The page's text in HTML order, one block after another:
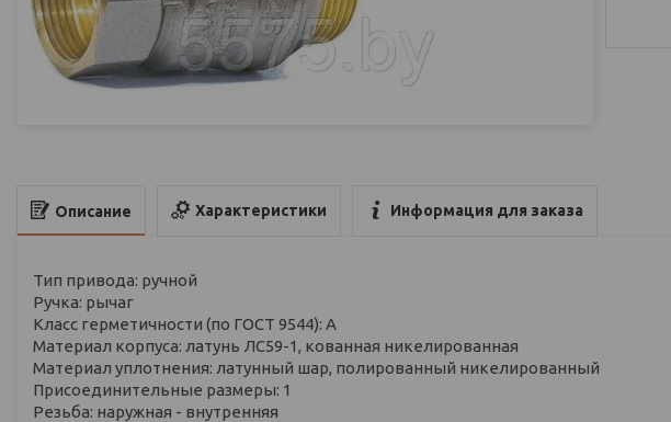
Описание Характеристики Информация для заказа
Тип привода: ручной
Ручка: рычаг
Класс герметичности (по ГОСТ 9544): А
Материал корпуса: латунь ЛС59-1, кованная никелированная
Материал уплотнения: латунный шар, полированный никелированный
Присоединительные размеры: 1
Резьба: наружная - внутренняя